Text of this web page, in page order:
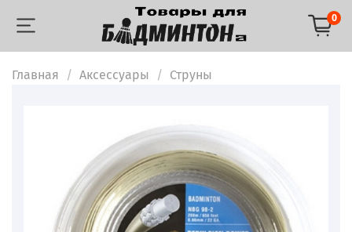
0
Главная Аксессуары Струны